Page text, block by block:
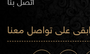
اتصل بنا
ابقى على تواصل معنا